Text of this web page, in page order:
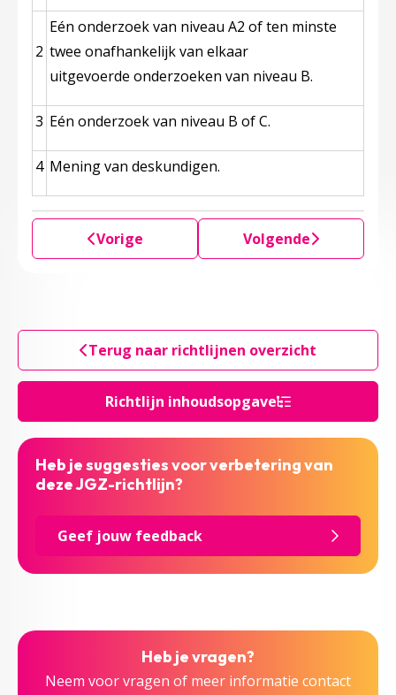
Richtlijn inhoudsopgave
2
Eén onderzoek van niveau A2 of ten minste
twee onafhankelijk van elkaar
uitgevoerde onderzoeken van niveau B.
3 Eén onderzoek van niveau B of C.
4 Mening van deskundigen.
Vorige Volgende
Terug naar richtlijnen overzicht
Heb je suggesties voor verbetering van
deze JGZ-richtlijn?
Geef jouw feedback
Heb je vragen?
Neem voor vragen of meer informatie contact